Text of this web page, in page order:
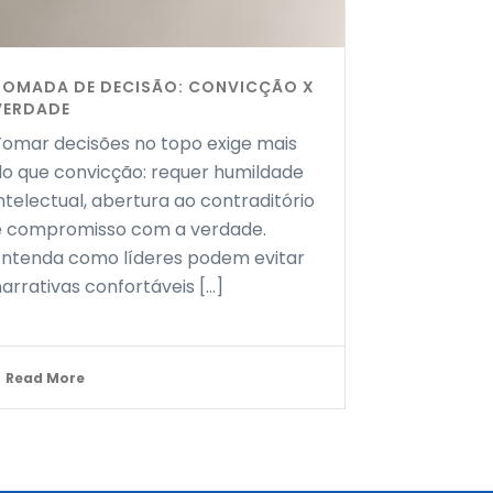
DE DECISÃO: CONVICÇÃO X
decisões no topo exige mais
que convicção: requer humildade
abertura ao contraditório
compromisso com a verdade.
como líderes podem evitar
confortáveis [...]
Read More